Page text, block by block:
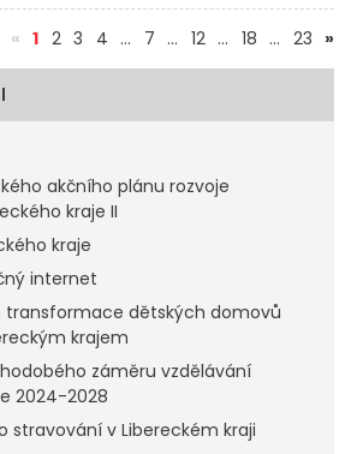
« 1(aktuální)
2 3 4 … 7 … 12 … 18 … 23 »
akčního plánu rozvoje
kraje II
kraje
internet
transformace dětských domovů
krajem
záměru vzdělávání
2024-2028
stravování v Libereckém kraji